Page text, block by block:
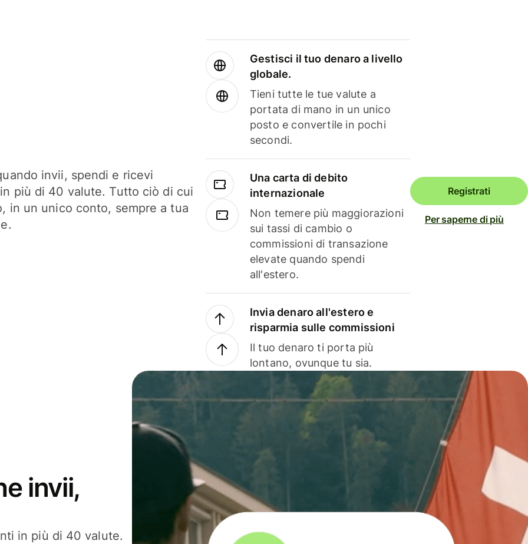
invii, spendi e ricevi
più di 40 valute. Tutto ciò di cui
in un unico conto, sempre a tua
Gestisci il tuo denaro a livello
globale.
Tieni tutte le tue valute a
portata di mano in un unico
posto e convertile in pochi
secondi.
Una carta di debito
internazionale
Non temere più maggiorazioni
sui tassi di cambio o
commissioni di transazione
elevate quando spendi
all'estero.
Invia denaro all'estero e
risparmia sulle commissioni
Il tuo denaro ti porta più
lontano, ovunque tu sia.
Registrati
Per saperne di più
invii,
in più di 40 valute.